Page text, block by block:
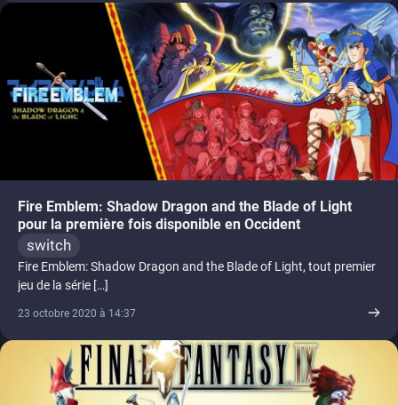
Fire Emblem: Shadow Dragon and the Blade of Light
pour la première fois disponible en Occident
switch
Fire Emblem: Shadow Dragon and the Blade of Light, tout premier
jeu de la série […]
23 octobre 2020 à 14:37